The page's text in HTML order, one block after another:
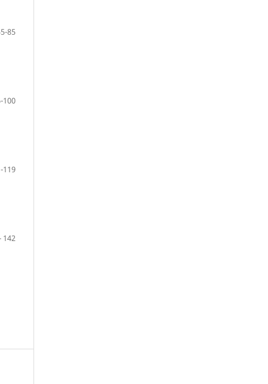
85
100
119
142